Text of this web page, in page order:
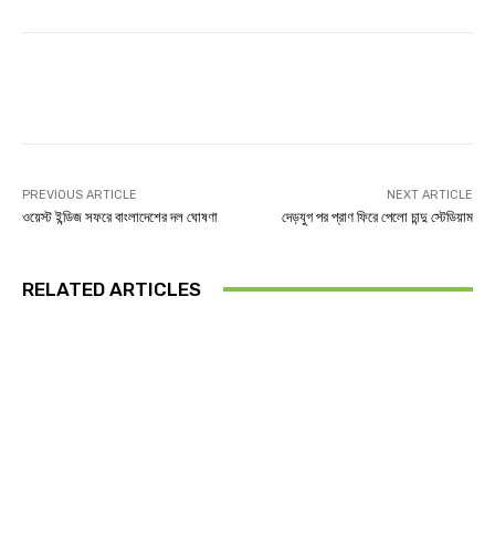
PREVIOUS ARTICLE
ওয়েস্ট ইন্ডিজ সফরে বাংলাদেশের দল ঘোষণা
NEXT ARTICLE
দেড়যুগ পর প্রাণ ফিরে পেলো চান্দু স্টেডিয়াম
RELATED ARTICLES